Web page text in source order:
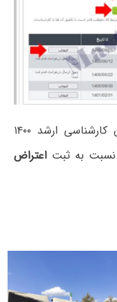
در نهایت با وارد کردن اطلاعات آزمون کارشناسی ارشد ۱۴۰۰
نسبت به ثبت اعتراض